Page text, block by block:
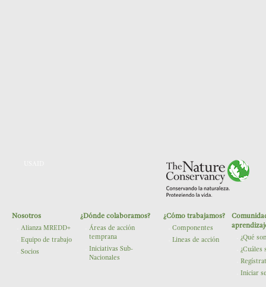
The Nature Conservancy
Nosotros
Alianza MREDD+
Equipo de trabajo
Socios
¿Dónde colaboramos?
Áreas de acción
temprana
Iniciativas Sub-
Nacionales
¿Cómo trabajamos?
Componentes
Lineas de acción
¿Qué
¿Cuáles
Iniciar